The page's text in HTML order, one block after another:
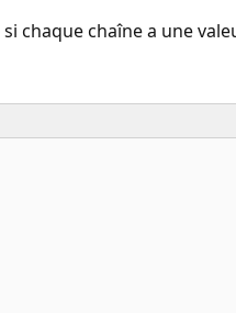
chaque chaîne a une